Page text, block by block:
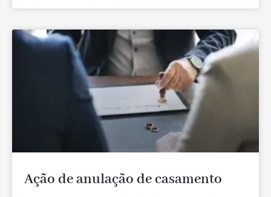
Ação de anulação de casamento